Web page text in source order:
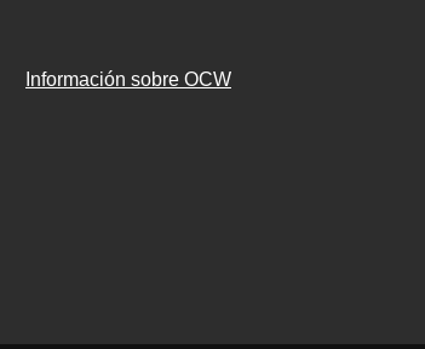
Información sobre OCW